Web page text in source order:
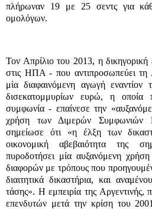
πλήρωναν 19 με 25 σεντς για
ομολόγων.
Τον Απρίλιο του 2013, η
στις ΗΠΑ - που αντιπροσωπεύει
μία διαφαινόμενη αγωγή
δισεκατομμυρίων ευρώ, η οποία
συμφωνία - επαίνεσε την
χρήση των Διμερών Συμφωνιών
σημείωσε ότι «η έλξη των
οικονομική αβεβαιότητα της
πυροδοτήσει μία αυξανόμενη
διαφορών με τρόπους που
διαιτητικά δικαστήρια, και
τάσης». Η εμπειρία της Αργεντινής,
επενδυτών μετά την κρίση του